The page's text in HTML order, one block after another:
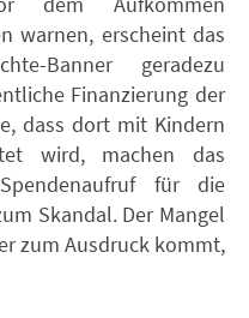
warnen, erscheint das
Banner geradezu
Finanzierung der
dass dort mit Kindern
wird, machen das
für die
Skandal. Der Mangel
zum Ausdruck kommt,